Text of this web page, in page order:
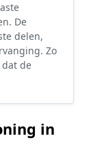
De
delen,
Zo
de
in